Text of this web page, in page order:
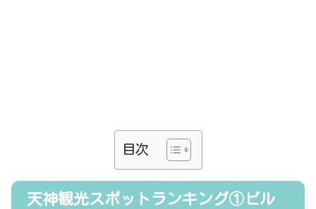
目次
天神観光スポットランキング①ビル